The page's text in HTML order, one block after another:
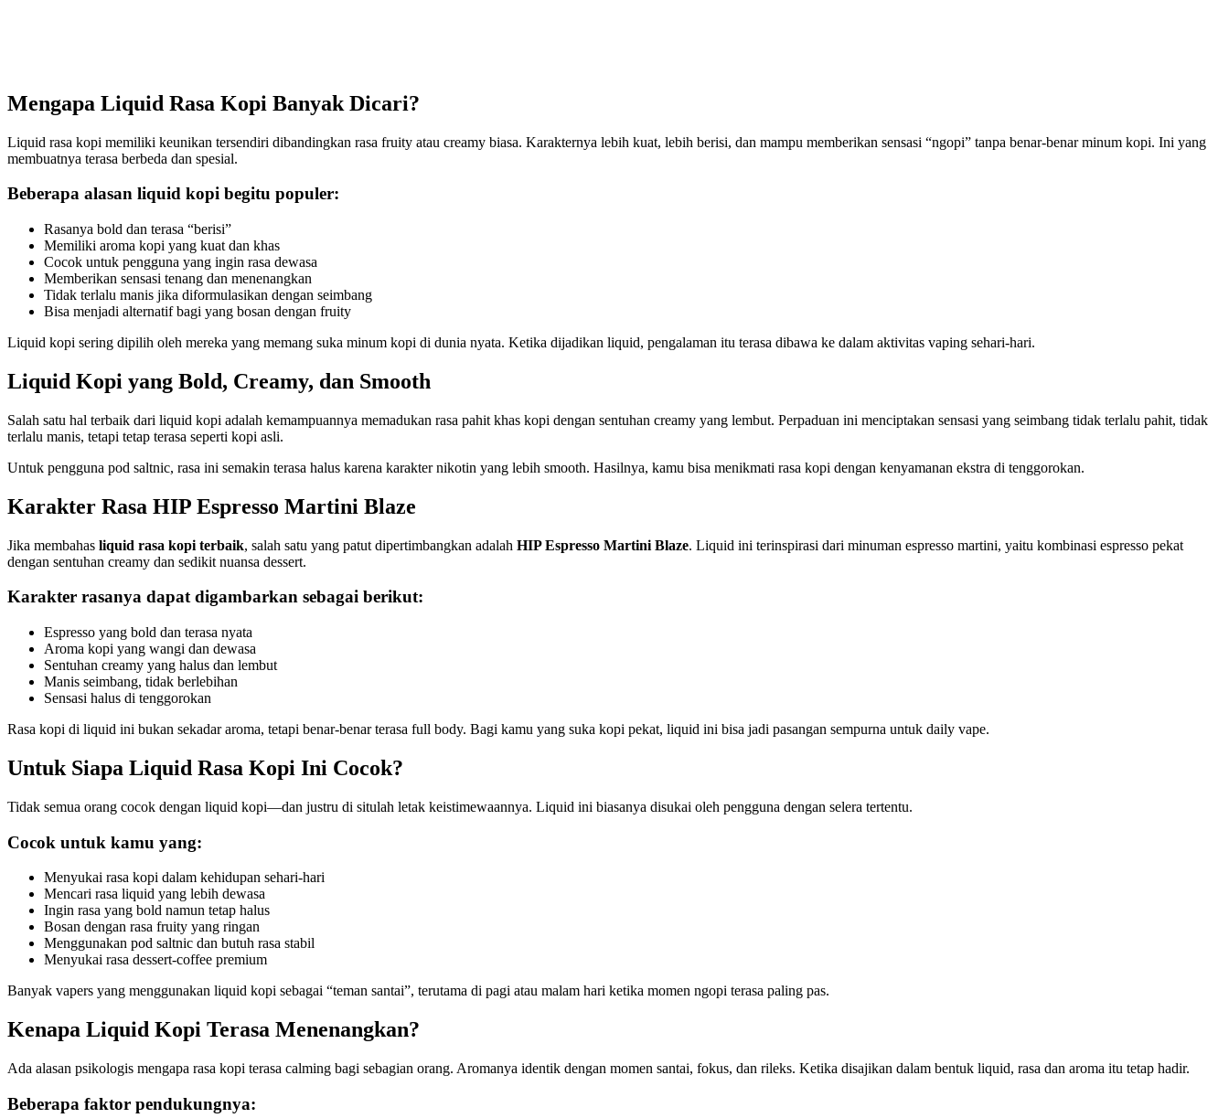
Mengapa Liquid Rasa Kopi Banyak Dicari?
Liquid rasa kopi memiliki keunikan tersendiri dibandingkan rasa fruity atau creamy biasa. Karakternya lebih kuat, lebih berisi, dan mampu memberikan sensasi “ngopi” tanpa benar-benar minum kopi. Ini yang
membuatnya terasa berbeda dan spesial.
Beberapa alasan liquid kopi begitu populer:
Rasanya bold dan terasa “berisi”
Memiliki aroma kopi yang kuat dan khas
Cocok untuk pengguna yang ingin rasa dewasa
Memberikan sensasi tenang dan menenangkan
Tidak terlalu manis jika diformulasikan dengan seimbang
Bisa menjadi alternatif bagi yang bosan dengan fruity
Liquid kopi sering dipilih oleh mereka yang memang suka minum kopi di dunia nyata. Ketika dijadikan liquid, pengalaman itu terasa dibawa ke dalam aktivitas vaping sehari-hari.
Liquid Kopi yang Bold, Creamy, dan Smooth
Salah satu hal terbaik dari liquid kopi adalah kemampuannya memadukan rasa pahit khas kopi dengan sentuhan creamy yang lembut. Perpaduan ini menciptakan sensasi yang seimbang tidak terlalu pahit, tidak
terlalu manis, tetapi tetap terasa seperti kopi asli.
Untuk pengguna pod saltnic, rasa ini semakin terasa halus karena karakter nikotin yang lebih smooth. Hasilnya, kamu bisa menikmati rasa kopi dengan kenyamanan ekstra di tenggorokan.
Karakter Rasa HIP Espresso Martini Blaze
Jika membahas liquid rasa kopi terbaik, salah satu yang patut dipertimbangkan adalah HIP Espresso Martini Blaze. Liquid ini terinspirasi dari minuman espresso martini, yaitu kombinasi espresso pekat
dengan sentuhan creamy dan sedikit nuansa dessert.
Karakter rasanya dapat digambarkan sebagai berikut:
Espresso yang bold dan terasa nyata
Aroma kopi yang wangi dan dewasa
Sentuhan creamy yang halus dan lembut
Manis seimbang, tidak berlebihan
Sensasi halus di tenggorokan
Rasa kopi di liquid ini bukan sekadar aroma, tetapi benar-benar terasa full body. Bagi kamu yang suka kopi pekat, liquid ini bisa jadi pasangan sempurna untuk daily vape.
Untuk Siapa Liquid Rasa Kopi Ini Cocok?
Tidak semua orang cocok dengan liquid kopi—dan justru di situlah letak keistimewaannya. Liquid ini biasanya disukai oleh pengguna dengan selera tertentu.
Cocok untuk kamu yang:
Menyukai rasa kopi dalam kehidupan sehari-hari
Mencari rasa liquid yang lebih dewasa
Ingin rasa yang bold namun tetap halus
Bosan dengan rasa fruity yang ringan
Menggunakan pod saltnic dan butuh rasa stabil
Menyukai rasa dessert-coffee premium
Banyak vapers yang menggunakan liquid kopi sebagai “teman santai”, terutama di pagi atau malam hari ketika momen ngopi terasa paling pas.
Kenapa Liquid Kopi Terasa Menenangkan?
Ada alasan psikologis mengapa rasa kopi terasa calming bagi sebagian orang. Aromanya identik dengan momen santai, fokus, dan rileks. Ketika disajikan dalam bentuk liquid, rasa dan aroma itu tetap hadir.
Beberapa faktor pendukungnya: